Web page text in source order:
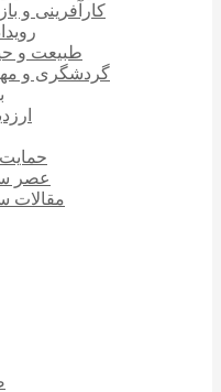
کارآفرینی و
طبیعت و
گردشگری و
حمایت
عصر
مقالات